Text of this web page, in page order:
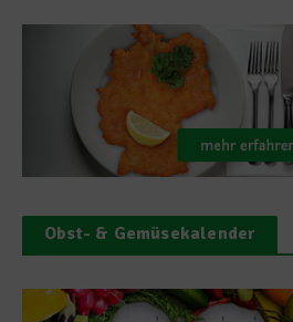
Obst- & Gemüsekalender